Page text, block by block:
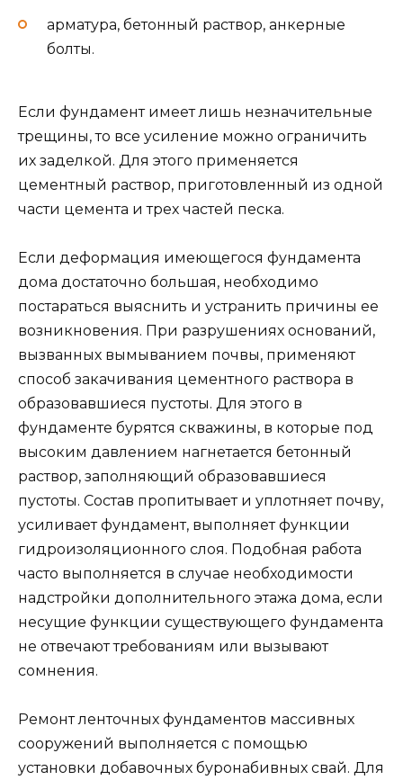
арматура, бетонный раствор, анкерные
болты.
Если фундамент имеет лишь незначительные
трещины, то все усиление можно ограничить
их заделкой. Для этого применяется
цементный раствор, приготовленный из одной
части цемента и трех частей песка.
Если деформация имеющегося фундамента
дома достаточно большая, необходимо
постараться выяснить и устранить причины ее
возникновения. При разрушениях оснований,
вызванных вымыванием почвы, применяют
способ закачивания цементного раствора в
образовавшиеся пустоты. Для этого в
фундаменте бурятся скважины, в которые под
высоким давлением нагнетается бетонный
раствор, заполняющий образовавшиеся
пустоты. Состав пропитывает и уплотняет почву,
усиливает фундамент, выполняет функции
гидроизоляционного слоя. Подобная работа
часто выполняется в случае необходимости
надстройки дополнительного этажа дома, если
несущие функции существующего фундамента
не отвечают требованиям или вызывают
сомнения.
Ремонт ленточных фундаментов массивных
сооружений выполняется с помощью
установки добавочных буронабивных свай. Для